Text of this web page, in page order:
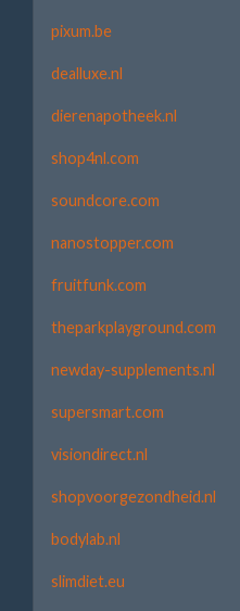
pixum.be
dealluxe.nl
dierenapotheek.nl
shop4nl.com
soundcore.com
nanostopper.com
fruitfunk.com
theparkplayground.com
newday-supplements.nl
supersmart.com
visiondirect.nl
shopvoorgezondheid.nl
bodylab.nl
slimdiet.eu